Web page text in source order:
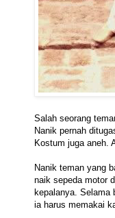
Salah seorang
Nanik pernah
Kostum juga aneh.
Nanik teman yang
naik sepeda motor
kepalanya. Selama
ia harus memakai